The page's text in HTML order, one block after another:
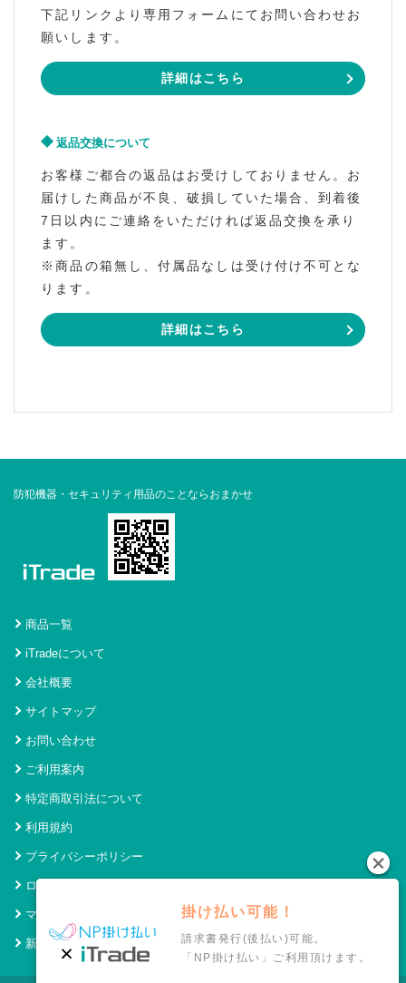
下記リンクより専用フォームにてお問い合わせお
願いします。
詳細はこちら
返品交換について
お客様ご都合の返品はお受けしておりません。お
届けした商品が不良、破損していた場合、到着後
7日以内にご連絡をいただければ返品交換を承り
ます。
※商品の箱無し、付属品なしは受け付け不可とな
ります。
詳細はこちら
防犯機器・セキュリティ用品のことならおまかせ
商品一覧
iTradeについて
会社概要
サイトマップ
お問い合わせ
ご利用案内
特定商取引法について
利用規約
プライバシーポリシー
ログイン
マイページ
新規会員登録
掛け払い可能！
請求書発行(後払い)可能。
「NP掛け払い」ご利用頂けます。